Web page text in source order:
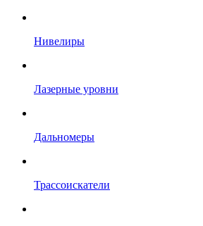
Нивелиры
Лазерные уровни
Дальномеры
Трассоискатели